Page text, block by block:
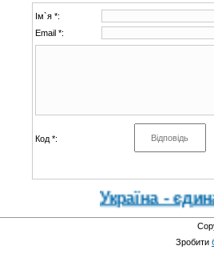
Ім`я *:
Email *:
Код *:
Україна - єдина
Зробити